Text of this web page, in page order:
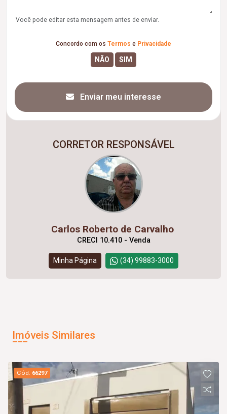
Você pode editar esta mensagem antes de enviar.
Concordo com os Termos e Privacidade
Enviar meu interesse
CORRETOR RESPONSÁVEL
Carlos Roberto de Carvalho
CRECI 10.410 - Venda
Minha Página (34) 99883-3000
Imóveis Similares
Cód. 66297